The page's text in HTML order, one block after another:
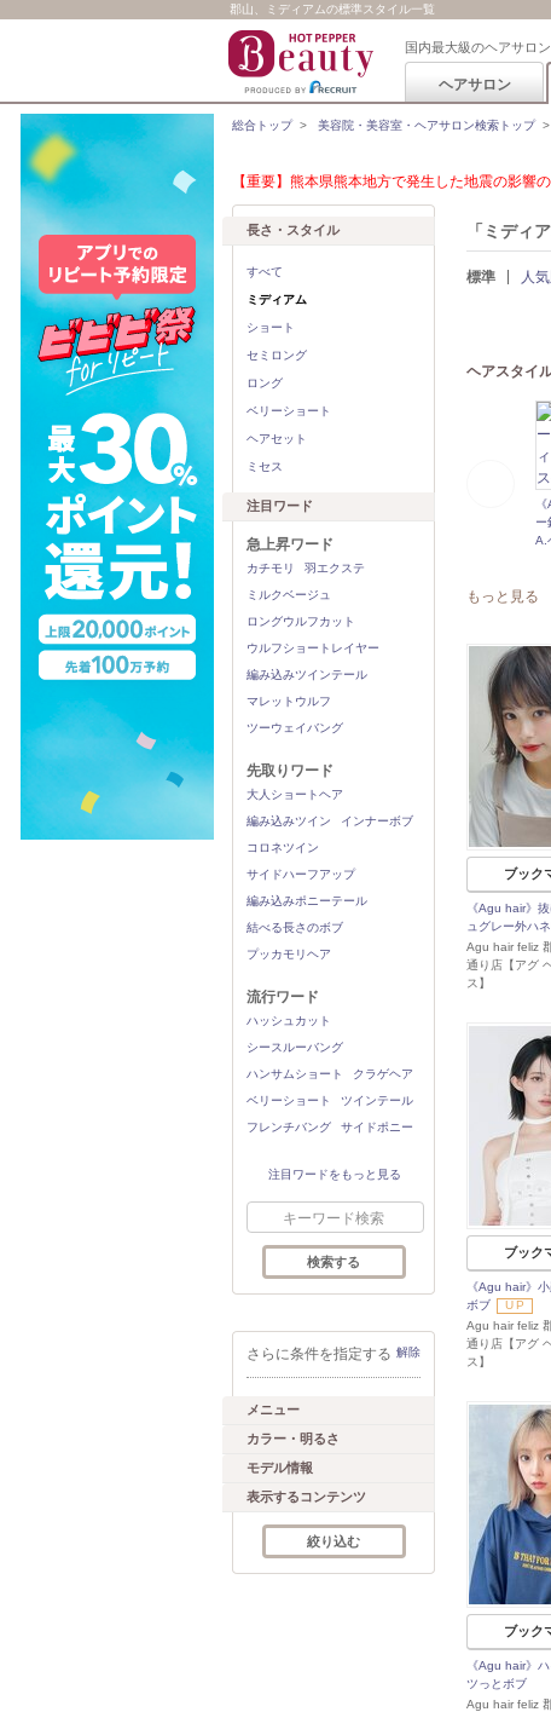
郡山、ミディアムの標準スタイル一覧
国内最大級のヘアサロ
ヘアサロン
総合トップ> 美容院・美容室・ヘアサロン検索トップ>
【重要】熊本県熊本地方で発生した地震の影響
長さ・スタイル
すべて
ミディアム
ショート
セミロング
ロング
ベリーショート
ヘアセット
ミセス
注目ワード
急上昇ワード
カチモリ
羽エクステ
ミルクベージュ
ロングウルフカット
ウルフショートレイヤー
編み込みツインテール
マレットウルフ
ツーウェイバング
先取りワード
大人ショートヘア
編み込みツイン
インナーボブ
コロネツイン
サイドハーフアップ
編み込みポニーテール
結べる長さのボブ
プッカモリヘア
流行ワード
ハッシュカット
シースルーバング
ハンサムショート
クラゲヘア
ベリーショート
ツインテール
フレンチバング
サイドポニー
注目ワードをもっと見る
さらに条件を指定する 解除
メニュー
カラー・明るさ
モデル情報
表示するコンテンツ
「ミディ
標準 人
ヘアスタイ
ー
A.
もっと見る
ブック
《Agu hair》
ュグレー外ハ
Agu hair feliz
通り店【アグ
ス】
ブック
《Agu hair》
ボブ
UP
Agu hair feliz
通り店【アグ
ス】
ブック
《Agu hair》
ツっとボブ
Agu hair feliz